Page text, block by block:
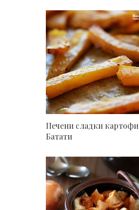
Печени сладки картофи
Батати